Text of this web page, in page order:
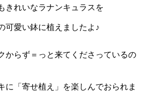
きれいなラナンキュラスを
可愛い鉢に植えましたよ♪
からず＝っと来てくださっているの
に「寄せ植え」を楽しんでおられま